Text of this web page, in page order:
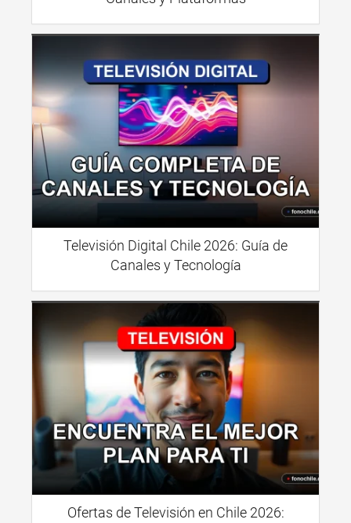
Televisión Digital Chile 2026: Guía de
Canales y Tecnología
Ofertas de Televisión en Chile 2026: